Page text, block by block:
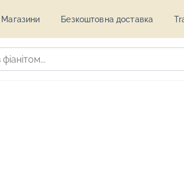
Магазини Безкоштовна доставка